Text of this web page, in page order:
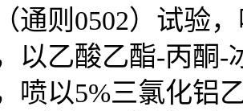
通则0502）试验
以乙酸乙酯-丙
喷以5%三氯化铝